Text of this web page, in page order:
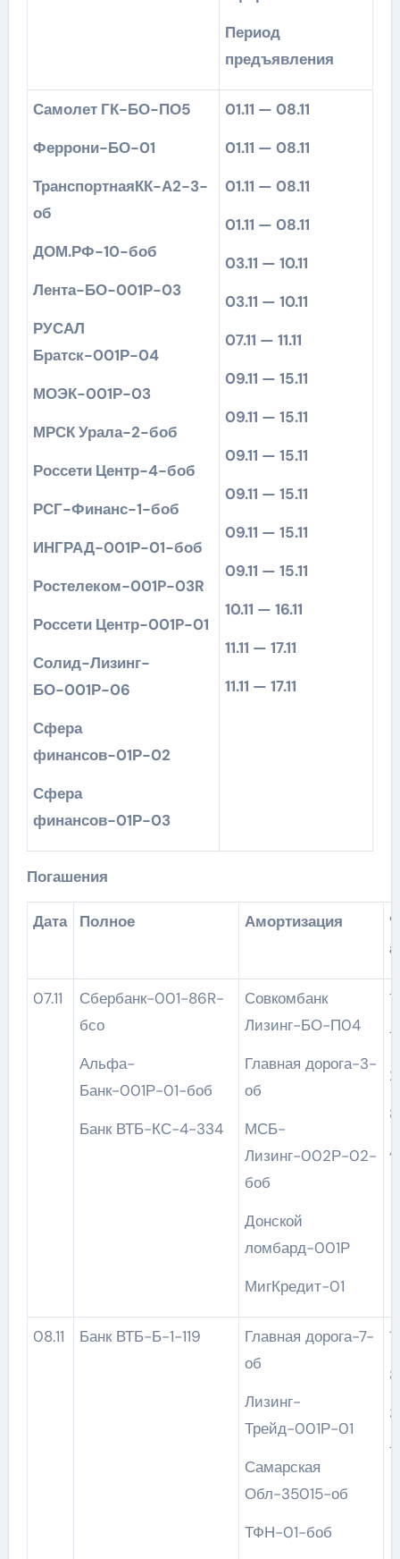
Период
предъявления
Самолет ГК-БО-ПО5
Феррони-БО-01
ТранспортнаяКК-А2-3-
об
ДОМ.РФ-10-боб
Лента-БО-001Р-03
РУСАЛ
Братск-001Р-04
МОЭК-001Р-03
МРСК Урала-2-боб
Россети Центр-4-боб
РСГ-Финанс-1-боб
ИНГРАД-001Р-01-боб
Ростелеком-001P-03R
Россети Центр-001P-01
Солид-Лизинг-
БО-001Р-06
Сфера
финансов-01Р-02
Сфера
финансов-01Р-03
01.11 — 08.11
01.11 — 08.11
01.11 — 08.11
01.11 — 08.11
03.11 — 10.11
03.11 — 10.11
07.11 — 11.11
09.11 — 15.11
09.11 — 15.11
09.11 — 15.11
09.11 — 15.11
09.11 — 15.11
09.11 — 15.11
10.11 — 16.11
11.11 — 17.11
11.11 — 17.11
Погашения
Дата Полное Амортизация
07.11
Сбербанк-001-86R-
бсо
Альфа-
Банк-001Р-01-боб
Банк ВТБ-КС-4-334
Совкомбанк
Лизинг-БО-П04
Главная дорога-3-
об
МСБ-
Лизинг-002Р-02-
боб
Донской
ломбард-001Р
МигКредит-01
08.11 Банк ВТБ-Б-1-119
Главная дорога-7-
об
Лизинг-
Трейд-001Р-01
Самарская
Обл-35015-об
ТФН-01-боб